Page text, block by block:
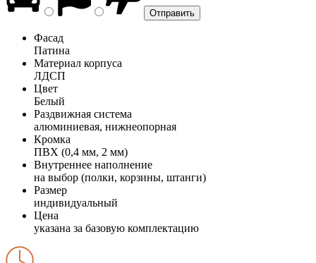
Фасад
Патина
Материал корпуса
ЛДСП
Цвет
Белый
Раздвижная система
алюминиевая, нижнеопорная
Кромка
ПВХ (0,4 мм, 2 мм)
Внутреннее наполнение
на выбор (полки, корзины, штанги)
Размер
индивидуальный
Цена
указана за базовую комплектацию